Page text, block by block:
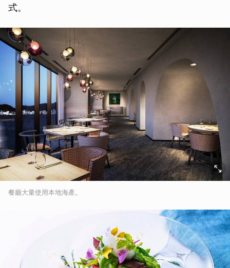
式。
餐廳大量使用本地海產。